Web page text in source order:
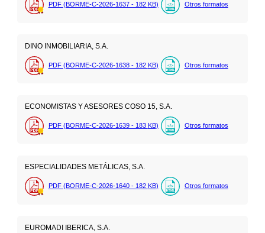
PDF (BORME-C-2026-1637 - 182 KB) Otros formatos
DINO INMOBILIARIA, S.A.
PDF (BORME-C-2026-1638 - 182 KB) Otros formatos
ECONOMISTAS Y ASESORES COSO 15, S.A.
PDF (BORME-C-2026-1639 - 183 KB) Otros formatos
ESPECIALIDADES METÁLICAS, S.A.
PDF (BORME-C-2026-1640 - 182 KB) Otros formatos
EUROMADI IBERICA, S.A.